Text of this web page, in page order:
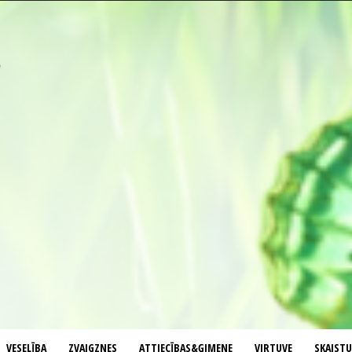
VESELĪBA ZVAIGZNES ATTIECĪBAS&ĢIMENE VIRTUVE